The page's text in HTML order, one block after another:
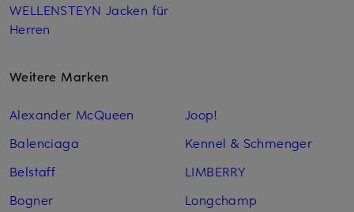
WELLENSTEYN Jacken für
Herren
Weitere Marken
Alexander McQueen
Balenciaga
Belstaff
Bogner
Joop!
Kennel & Schmenger
LIMBERRY
Longchamp